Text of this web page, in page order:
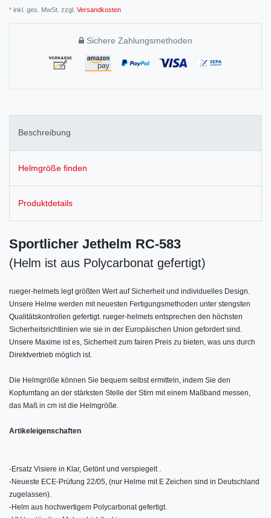
* inkl. ges. MwSt. zzgl. Versandkosten
Sichere Zahlungsmethoden
Beschreibung
Helmgröße finden
Produktdetails
Sportlicher Jethelm RC-583
(Helm ist aus Polycarbonat gefertigt)
rueger-helmets legt größten Wert auf Sicherheit und individuelles Design.
Unsere Helme werden mit neuesten Fertigungsmethoden unter stengsten
Qualitätskontrollen gefertigt. rueger-helmets entsprechen den höchsten
Sicherheitsrichtlinien wie sie in der Europäischen Union gefordert sind.
Unsere Maxime ist es, Sicherheit zum fairen Preis zu bieten, was uns durch
Direktvertrieb möglich ist.
Die Helmgröße können Sie bequem selbst ermitteln, indem Sie den
Kopfumfang an der stärksten Stelle der Stirn mit einem Maßband messen,
das Maß in cm ist die Helmgröße.
Artikeleigenschaften
-Ersatz Visiere in Klar, Getönt und verspiegelt .
-Neueste ECE-Prüfung 22/05, (nur Helme mit E Zeichen sind in Deutschland
zugelassen).
-Helm aus hochwertigem Polycarbonat gefertigt.